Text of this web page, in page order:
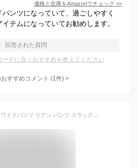
価格と在庫をAmazonでチェック >>
ンツになっていて、過ごしやすく
テムになっていてお勧めします。
回答された質問
ーデに合うおすすめを教えてください
すすめコメント (1件) >
LIAN サテンタックワイドパンツ リアン パンツ スラックス・ドレスパンツ ベージュ ピンク ブラック ホワイト【送料無料】